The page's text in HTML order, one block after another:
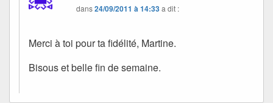
dans24/09/2011 à 14:33a dit :
Merci à toi pour ta fidélité, Martine.
Bisous et belle fin de semaine.